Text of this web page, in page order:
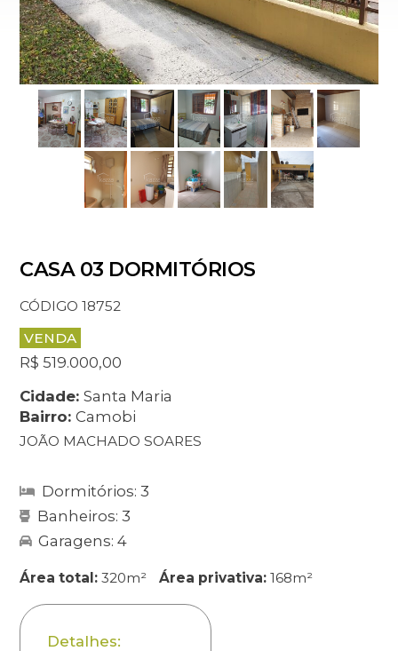
CASA 03 DORMITÓRIOS
CÓDIGO 18752
VENDA
R$ 519.000,00
Cidade:Santa Maria
Bairro:Camobi
JOÃO MACHADO SOARES
Dormitórios: 3
Banheiros: 3
Garagens: 4
Área total:320m² Área privativa: 168m²
Detalhes: